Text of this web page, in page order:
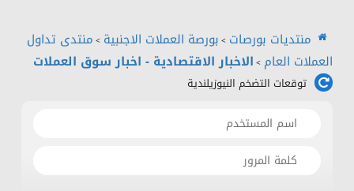
منتديات بورصات > بورصة العملات الاجنبية > منتدى تداول
العملات العام > الاخبار الاقتصادية - اخبار سوق العملات
توقعات التضخم النيوزيلندية